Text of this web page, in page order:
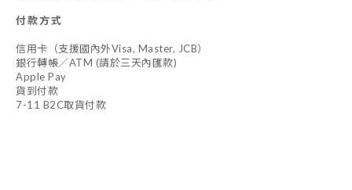
付款方式
信用卡（支援國內外Visa, Master, JCB）
銀行轉帳／ATM (請於三天內匯款)
Apple Pay
貨到付款
7-11 B2C取貨付款